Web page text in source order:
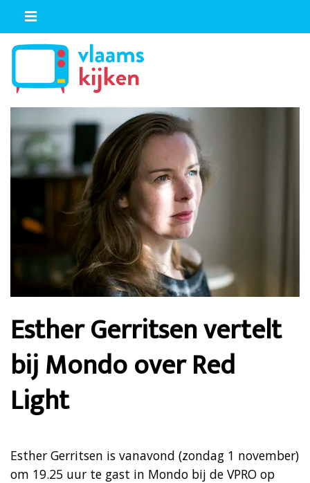
Esther Gerritsen vertelt
bij Mondo over Red
Light
Esther Gerritsen is vanavond (zondag 1 november)
om 19.25 uur te gast in Mondo bij de VPRO op